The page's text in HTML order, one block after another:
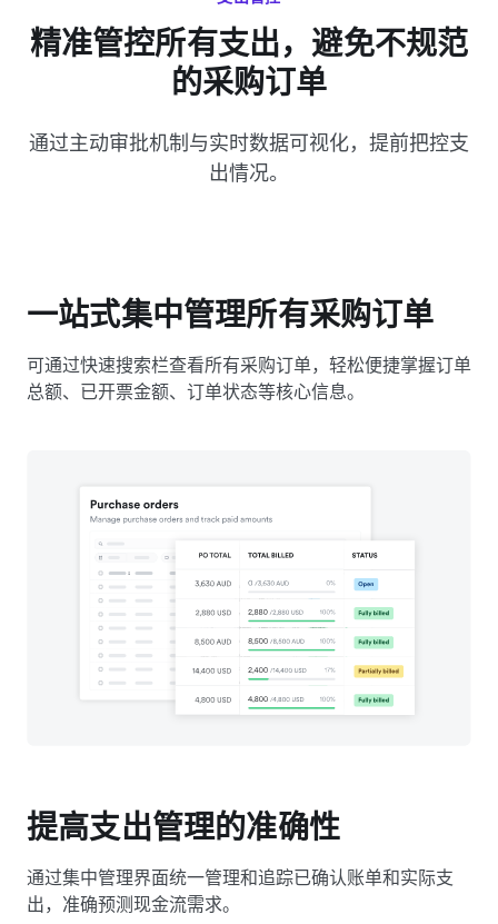
精准管控所有支出，避免不规范
的采购订单
通过主动审批机制与实时数据可视化，提前把控支
出情况。
一站式集中管理所有采购订单
可通过快速搜索栏查看所有采购订单，轻松便捷掌握订单
总额、已开票金额、订单状态等核心信息。
提高支出管理的准确性
通过集中管理界面统一管理和追踪已确认账单和实际支
出，准确预测现金流需求。